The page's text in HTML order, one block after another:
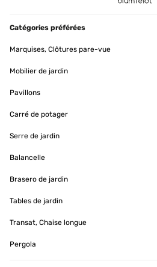
Bad sehr klein ist und wir ihn zur
Fußbodenheizung benötigen. Die
und Qualität hat auch einen guten
muy rápido, me dieron un rango de
tenía en casa.Llegó muy bien
pequeño, y es ligero y de calidad.
Traduire
Catégories préférées
Marquises, Clôtures pare-vue
Mobilier de jardin
Pavillons
Carré de potager
Serre de jardin
Balancelle
Brasero de jardin
Tables de jardin
Transat, Chaise longue
Pergola